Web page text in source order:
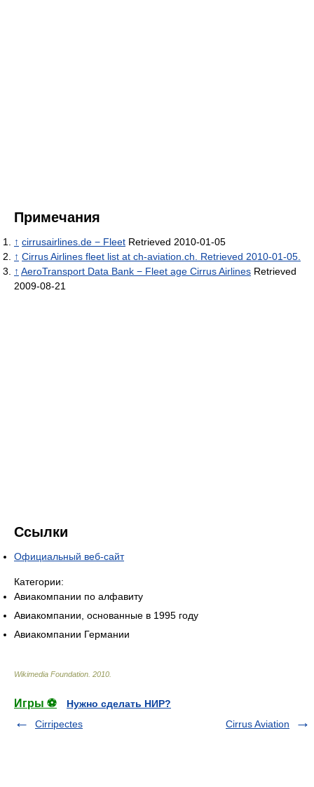
Примечания
↑ cirrusairlines.de − Fleet Retrieved 2010-01-05
↑ Cirrus Airlines fleet list at ch-aviation.ch. Retrieved 2010-01-05.
↑ AeroTransport Data Bank − Fleet age Cirrus Airlines Retrieved
2009-08-21
Ссылки
Официальный веб-сайт
Категории:
Авиакомпании по алфавиту
Авиакомпании, основанные в 1995 году
Авиакомпании Германии
Wikimedia Foundation 2010
Игры ⚽
Нужно сделать НИР?
Cirripectes
Cirrus Aviation